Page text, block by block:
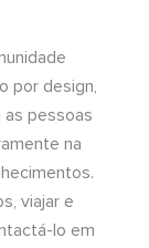
por design,
pessoas
na
viajar e
lo em